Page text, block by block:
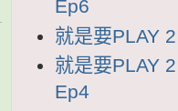
Ep6
就是要PLAY
就是要PLAY
Ep4